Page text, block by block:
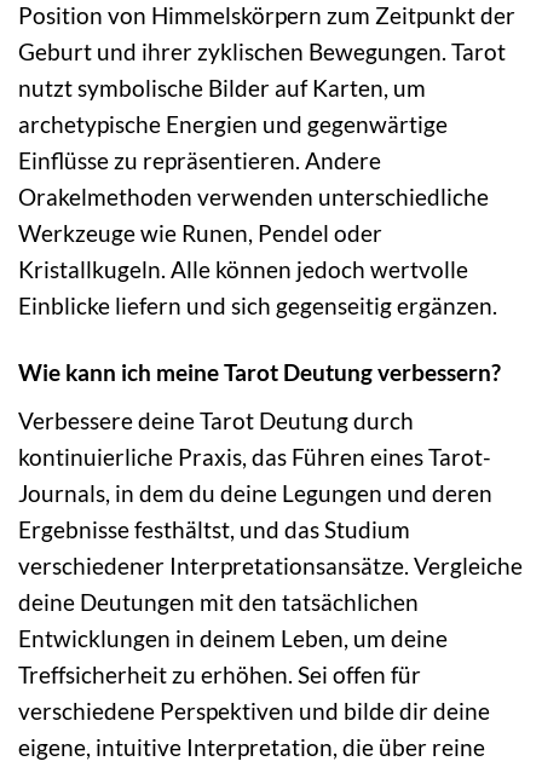
Position von Himmelskörpern zum Zeitpunkt der
Geburt und ihrer zyklischen Bewegungen. Tarot
nutzt symbolische Bilder auf Karten, um
archetypische Energien und gegenwärtige
Einflüsse zu repräsentieren. Andere
Orakelmethoden verwenden unterschiedliche
Werkzeuge wie Runen, Pendel oder
Kristallkugeln. Alle können jedoch wertvolle
Einblicke liefern und sich gegenseitig ergänzen.
Wie kann ich meine Tarot Deutung verbessern?
Verbessere deine Tarot Deutung durch
kontinuierliche Praxis, das Führen eines Tarot-
Journals, in dem du deine Legungen und deren
Ergebnisse festhältst, und das Studium
verschiedener Interpretationsansätze. Vergleiche
deine Deutungen mit den tatsächlichen
Entwicklungen in deinem Leben, um deine
Treffsicherheit zu erhöhen. Sei offen für
verschiedene Perspektiven und bilde dir deine
eigene, intuitive Interpretation, die über reine